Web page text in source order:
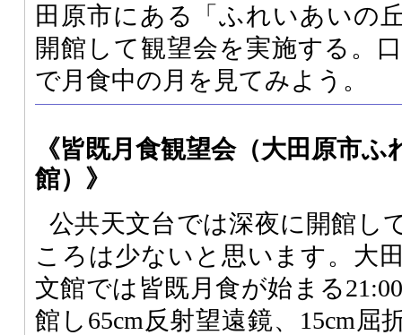
田原市にある「ふれいあいの
開館して観望会を実施する。
で月食中の月を見てみよう。
《皆既月食観望会（大田原市
館）》
公共天文台では深夜に開館し
ころは少ないと思います。大
文館では皆既月食が始まる
館し65cm反射望遠鏡、15cm屈